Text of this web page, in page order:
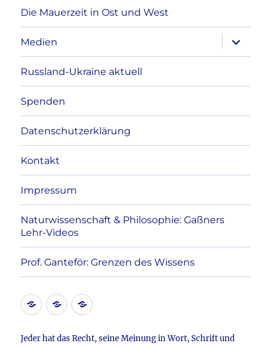
Die Mauerzeit in Ost und West
Medien
anzeigen
Russland-Ukraine aktuell
Spenden
Datenschutzerklärung
Kontakt
Impressum
Naturwissenschaft & Philosophie: Gaßners
Lehr-Videos
Prof. Ganteför: Grenzen des Wissens
KontaktDatenschutzerklärung
Impressum
Jeder hat das Recht, seine Meinung in Wort, Schrift und